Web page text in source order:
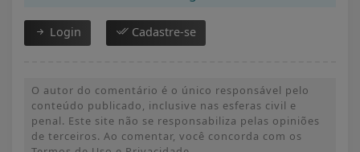
Login Cadastre-se
O autor do comentário é o único responsável pelo
conteúdo publicado, inclusive nas esferas civil e
penal. Este site não se responsabiliza pelas opiniões
de terceiros. Ao comentar, você concorda com os